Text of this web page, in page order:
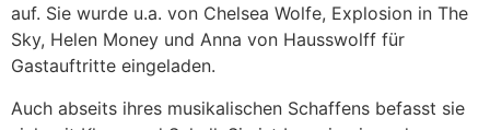
auf. Sie wurde u.a. von Chelsea Wolfe, Explosion in The
Sky, Helen Money und Anna von Hausswolff für
Gastauftritte eingeladen.
Auch abseits ihres musikalischen Schaffens befasst sie